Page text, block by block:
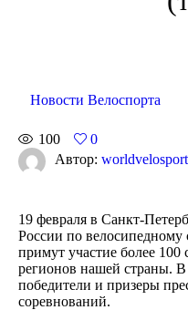
Новости Велоспорта
100
0
Автор:
19 февраля в Санкт-
России по велосипедному
примут участие более
регионов нашей страны.
победители и призеры
соревнований.